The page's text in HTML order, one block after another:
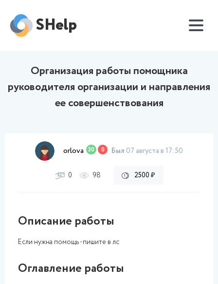
SHelp
Организация работы помощника
руководителя организации и направления
ее совершенствования
orlova 30 0 Был 07 августа в 17:50
0 98 2500 ₽
Описание работы
Если нужна помощь -пишите в лс
Оглавление работы